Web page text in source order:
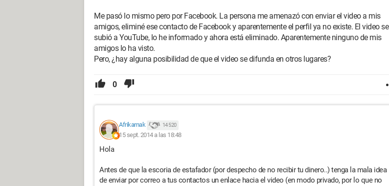
Me pasó lo mismo pero por Facebook. La persona me amenazó con enviar el video a mis
amigos, eliminé ese contacto de Facebook y aparentemente el perfil ya no existe. El video se
subió a YouTube, lo he informado y ahora está eliminado. Aparentemente ninguno de mis
amigos lo ha visto.
Pero, ¿hay alguna posibilidad de que el video se difunda en otros lugares?
0
Afrikarnak 14 520
15 sept. 2014 a las 18:48
Hola
Antes de que la escoria de estafador (por despecho de no recibir tu dinero..) tenga la mala idea
de enviar por correo a tus contactos un enlace hacia el video (en modo privado, por lo que no